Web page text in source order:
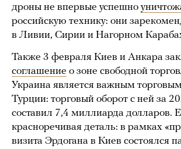
дроны не впервые успешно
российскую технику: они
в Ливии, Сирии и Нагорном
Также 3 февраля Киев и Анкара
соглашение о зоне свободной
Украина является важным
Турции: торговый оборот с ней за
составил 7,4 миллиарда долларов.
красноречивая деталь: в рамках
визита Эрдогана в Киев состоялся